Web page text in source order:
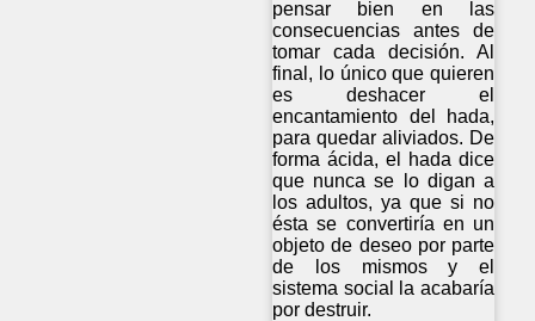
pensar bien en las
consecuencias antes de
tomar cada decisión. Al
final, lo único que quieren
es deshacer el
encantamiento del hada,
para quedar aliviados. De
forma ácida, el hada dice
que nunca se lo digan a
los adultos, ya que si no
ésta se convertiría en un
objeto de deseo por parte
de los mismos y el
sistema social la acabaría
por destruir.